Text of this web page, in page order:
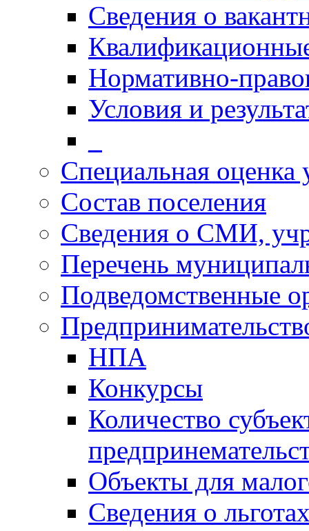
Сведения о
Нормативно-
Условия и
Специальная оценка
Состав поселения
Сведения о СМИ,
Перечень
Подведомственные
НПА
Конкурсы
Количество
Объекты для
Сведения о